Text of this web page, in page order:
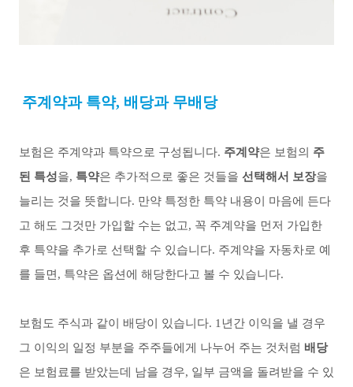
주계약과 특약, 배당과 무배당
보험은 주계약과 특약으로 구성됩니다. 주계약은 보험의 주
된 특성을, 특약은 추가적으로 좋은 것들을 선택해서 보장을
늘리는 것을 뜻합니다. 만약 특정한 특약 내용이 마음에 든다
고 해도 그것만 가입할 수는 없고, 꼭 주계약을 먼저 가입한
후 특약을 추가로 선택할 수 있습니다. 주계약을 자동차로 예
를 들면 , 특약은 옵션에 해당한다고 볼 수 있습니다.
보험도 주식과 같이 배당이 있습니다. 1 년간 이익을 낼 경우
그 이익의 일정 부분을 주주들에게 나누어 주는 것처럼 배당
은 보험료를 받았는데 남을 경우, 일부 금액을 돌려받을 수 있